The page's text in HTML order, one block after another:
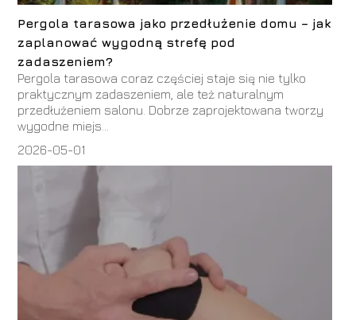
Pergola tarasowa jako przedłużenie domu – jak
zaplanować wygodną strefę pod
zadaszeniem?
Pergola tarasowa coraz częściej staje się nie tylko
praktycznym zadaszeniem, ale też naturalnym
przedłużeniem salonu. Dobrze zaprojektowana tworzy
wygodne miejs...
2026-05-01